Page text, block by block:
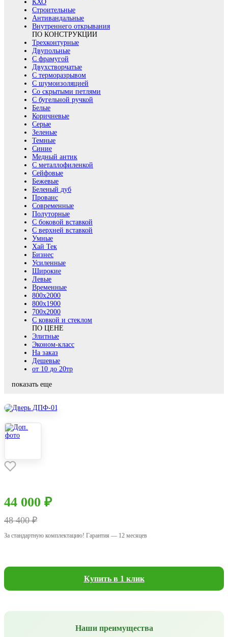
КХО
Строительные
Антивандальные
Внутреннего открывания
ПО КОНСТРУКЦИИ
Трехконтурные
Двупольные
С фрамугой
Двухстворчатые
С терморазрывом
С шумоизоляцией
Со скрытыми петлями
С бугельной ручкой
Белые
Коричневые
Серые
Зеленые
Темные
Синие
Медный антик
С металлофиленкой
Сейфовые
Бежевые
Беленый дуб
Прованс
Современные
Полуторные
С боковой вставкой
С верхней вставкой
Умные
Хай Тек
Бизнес
Усиленные
Широкие
Левые
Временные
800х2000
800x1900
700x2000
С ковкой и стеклом
ПО ЦЕНЕ
Элитные
Эконом-класс
На заказ
Дешевые
от 10 до 20тр
показать еще
44 000 ₽
48 400 ₽
За стандартную комплектацию! Гарантия — 12 месяцев
Купить в 1 клик
Наши преимущества